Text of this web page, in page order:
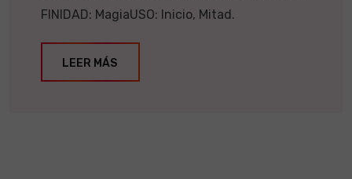
FINIDAD: MagiaUSO: Inicio, Mitad.
LEER MÁS